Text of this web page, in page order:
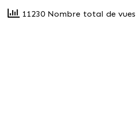
11230 Nombre total de vues